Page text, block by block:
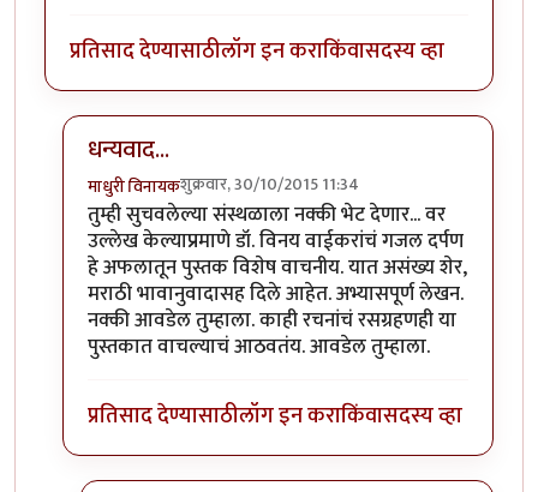
प्रतिसाद देण्यासाठीलॉग इन कराकिंवासदस्य व्हा
धन्यवाद...
माधुरी विनायकशुक्रवार, 30/10/2015 11:34
In reply torekhta.org.... DO VISIT !!byझकास
तुम्ही सुचवलेल्या संस्थळाला नक्की भेट देणार... वर
उल्लेख केल्याप्रमाणे डॉ. विनय वाईकरांचं गजल दर्पण
हे अफलातून पुस्तक विशेष वाचनीय. यात असंख्य शेर,
मराठी भावानुवादासह दिले आहेत. अभ्यासपूर्ण लेखन.
नक्की आवडेल तुम्हाला. काही रचनांचं रसग्रहणही या
पुस्तकात वाचल्याचं आठवतंय. आवडेल तुम्हाला.
प्रतिसाद देण्यासाठीलॉग इन कराकिंवासदस्य व्हा